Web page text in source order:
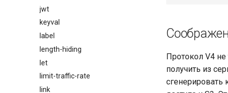
jwt
keyval
label
length-hiding
let
limit-traffic-rate
link
Протокол V4
получить из
сгенерировать